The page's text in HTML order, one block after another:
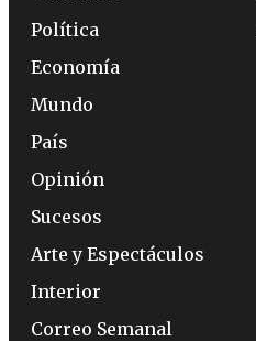
Política
Economía
Mundo
País
Opinión
Sucesos
Arte y Espectáculos
Interior
Correo Semanal